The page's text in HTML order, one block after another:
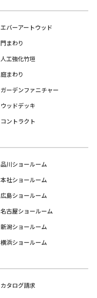
エバーアートウッド
門まわり
人工強化竹垣
庭まわり
ガーデンファニチャー
ウッドデッキ
コントラクト
品川ショールーム
本社ショールーム
広島ショールーム
名古屋ショールーム
新潟ショールーム
横浜ショールーム
カタログ請求